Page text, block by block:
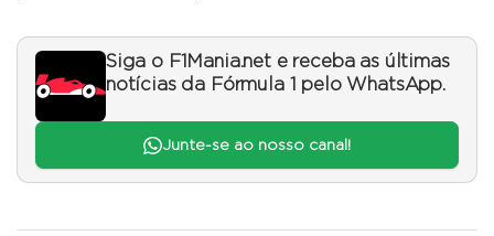
Siga o F1Mania.net e receba as últimas
notícias da Fórmula 1 pelo WhatsApp.
Junte-se ao nosso canal!